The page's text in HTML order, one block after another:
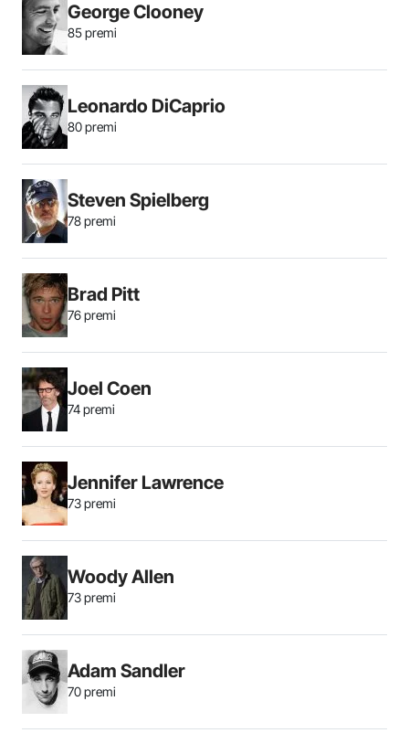
George Clooney
85 premi
Leonardo DiCaprio
80 premi
Steven Spielberg
78 premi
Brad Pitt
76 premi
Joel Coen
74 premi
Jennifer Lawrence
73 premi
Woody Allen
73 premi
Adam Sandler
70 premi